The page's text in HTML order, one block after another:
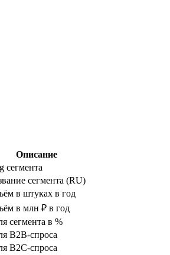
Описание
сегмента
сегмента (RU)
в штуках в год
в млн ₽ в год
сегмента в %
B2B-спроса
B2C-спроса